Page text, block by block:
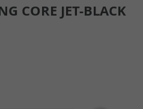
CORE JET-BLACK